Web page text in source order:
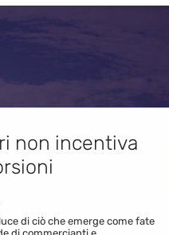
non incentiva
di ciò che emerge come fate